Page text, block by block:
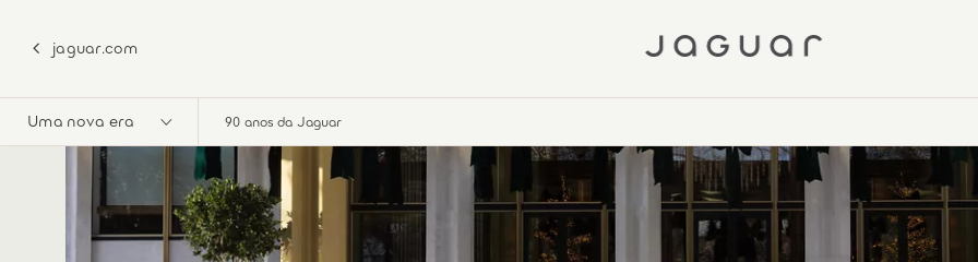
jaguar.com
Uma nova era 90 anos da Jaguar